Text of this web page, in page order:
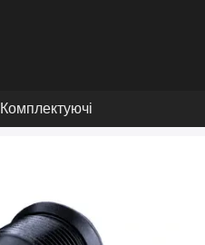
Комплектуючі